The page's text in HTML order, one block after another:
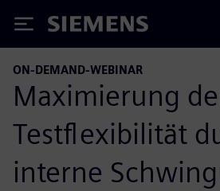
Siemens
ON-DEMAND-WEBINAR
Maximierung
Testflexibilität
interne